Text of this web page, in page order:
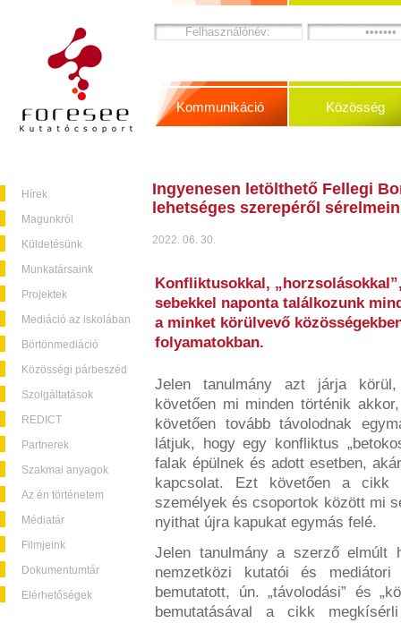
Hírek
Magunkról
Küldetésünk
Munkatársaink
Projektek
Mediáció az iskolában
Börtönmediáció
Közösségi párbeszéd
Szolgáltatások
REDICT
Partnerek
Szakmai anyagok
Az én történetem
Médiatár
Filmjeink
Dokumentumtár
Elérhetőségek
Kommunikáció Közösség
Ingyenesen letölthető Fellegi
lehetséges szerepéről
2022. 06. 30.
Konfliktusokkal,
sebekkel naponta találkozunk
a minket körülvevő
folyamatokban.
Jelen tanulmány azt járja
követően mi minden történik
követően tovább távolodnak
látjuk, hogy egy konfliktus
falak épülnek és adott esetben,
kapcsolat. Ezt követően a cikk
személyek és csoportok között mi
nyithat újra kapukat egymás felé.
Jelen tanulmány a szerző elmúlt
nemzetközi kutatói és
bemutatott, ún. „távolodási” és
bemutatásával a cikk